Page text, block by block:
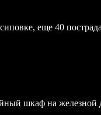
еще 40
шкаф на железной